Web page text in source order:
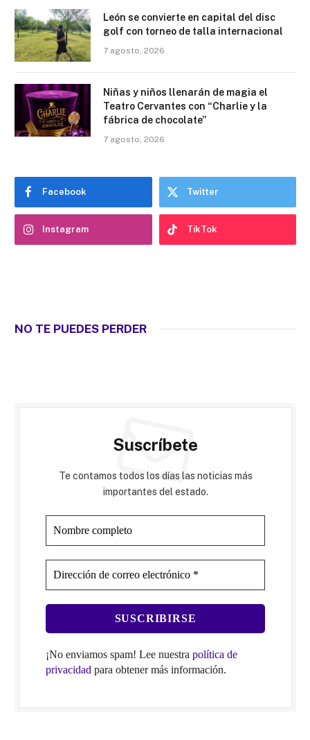
León se convierte en capital del disc
golf con torneo de talla internacional
7 agosto, 2026
Niñas y niños llenarán de magia el
Teatro Cervantes con “Charlie y la
fábrica de chocolate”
7 agosto, 2026
Facebook Twitter
Instagram TikTok
NO TE PUEDES PERDER
Suscríbete
Te contamos todos los días las noticias más
importantes del estado.
¡No enviamos spam! Lee nuestra política de
privacidad para obtener más información.